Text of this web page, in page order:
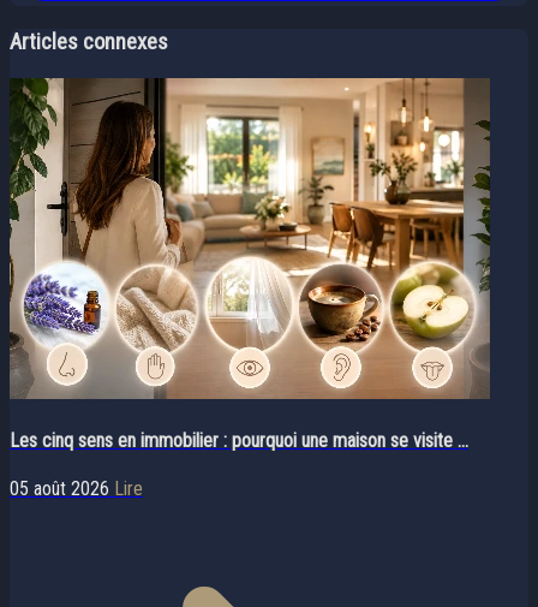
Articles connexes
Les cinq sens en immobilier : pourquoi une maison se visite ...
05 août 2026 Lire